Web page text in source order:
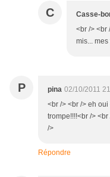
C Casse-
<br /> <br
mis...
P pina 02/10/2011
<br /> <br /> eh
trompe!!!!<br />
/>
Répondre